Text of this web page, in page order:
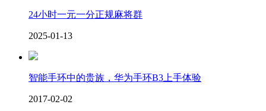
24小时一元一分正规麻将群
2025-01-13
智能手环中的贵族，华为手环B3上手体验
2017-02-02